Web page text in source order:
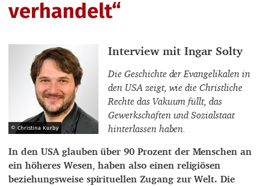
verhandelt“
© Christina Kurby
Interviewpartner_innen
Interview mit Ingar Solty
Die Geschichte der Evangelikalen in
den USA zeigt, wie die Christliche
Rechte das Vakuum füllt, das
Gewerkschaften und Sozialstaat
hinterlassen haben.
In den USA glauben über 90 Prozent der Menschen an
ein höheres Wesen, haben also einen religiösen
beziehungsweise spirituellen Zugang zur Welt. Die